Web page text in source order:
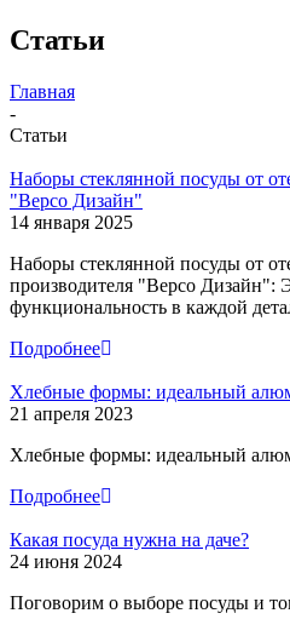
Статьи
Главная
-
Статьи
Наборы стеклянной посуды от
"Версо Дизайн"
14 января 2025
Наборы стеклянной посуды от
производителя "Версо Дизайн":
функциональность в каждой
Подробнее
Хлебные формы: идеальный
21 апреля 2023
Хлебные формы: идеальный
Подробнее
Какая посуда нужна на даче?
24 июня 2024
Поговорим о выборе посуды и